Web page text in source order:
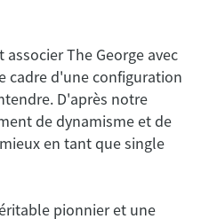
The George avec
cadre d'une configuration
D'après notre
de dynamisme et de
en tant que single
pionnier et une